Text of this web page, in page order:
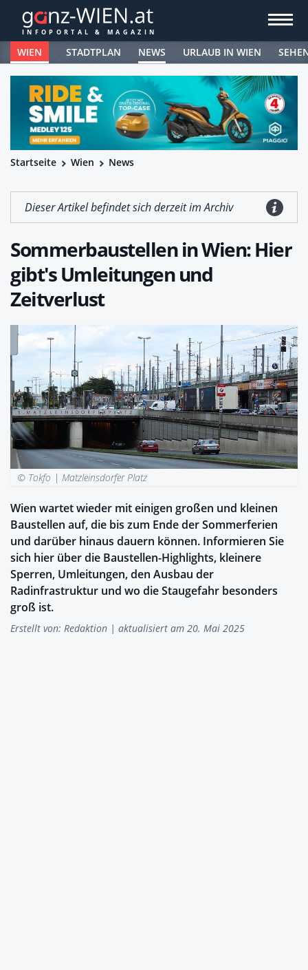
WIEN STADTPLAN NEWS URLAUB IN WIEN
Startseite Wien News
Dieser Artikel befindet sich derzeit im Archiv
Sommerbaustellen in Wien: Hier
gibt's Umleitungen und
Zeitverlust
© Tokfo | Matzleinsdorfer Platz
Wien wartet wieder mit einigen großen und kleinen
Baustellen auf, die bis zum Ende der Sommerferien
und darüber hinaus dauern können. Informieren Sie
sich hier über die Baustellen-Highlights, kleinere
Sperren, Umleitungen, den Ausbau der
Radinfrastruktur und wo die Staugefahr besonders
groß ist.
Erstellt von: Redaktion | aktualisiert am 20. Mai 2025